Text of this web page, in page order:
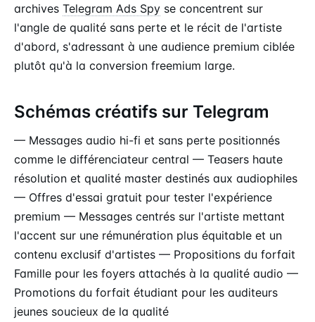
archives Telegram Ads Spy se concentrent sur
l'angle de qualité sans perte et le récit de l'artiste
d'abord, s'adressant à une audience premium ciblée
plutôt qu'à la conversion freemium large.
Schémas créatifs sur Telegram
— Messages audio hi-fi et sans perte positionnés
comme le différenciateur central — Teasers haute
résolution et qualité master destinés aux audiophiles
— Offres d'essai gratuit pour tester l'expérience
premium — Messages centrés sur l'artiste mettant
l'accent sur une rémunération plus équitable et un
contenu exclusif d'artistes — Propositions du forfait
Famille pour les foyers attachés à la qualité audio —
Promotions du forfait étudiant pour les auditeurs
jeunes soucieux de la qualité